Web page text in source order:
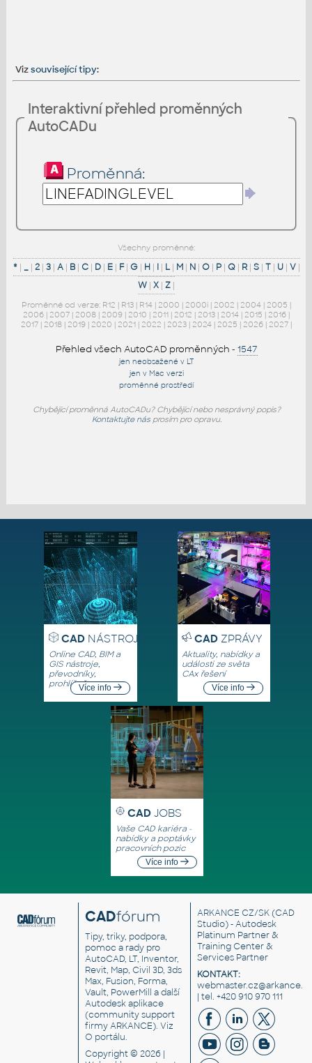
Vizsouvisející tipy:
Interaktivní přehled proměnných
AutoCADu
Proměnná:
Všechny proměnné:
*| _| 2| 3| A| B| C| D| E| F| G| H | I| L| M| N| O| P| Q| R| S| T| U| V|
W | X | Z |
Proměnné od verze: R12 | R13 | R14 | 2000 | 2000i | 2002 | 2004 | 2005 |
2006 | 2007 | 2008 | 2009 | 2010 | 2011 | 2012 | 2013 | 2014 | 2015 | 2016 |
2017 | 2018 | 2019 | 2020 | 2021 | 2022 | 2023 | 2024 | 2025 | 2026 | 2027 |
Přehled všech AutoCAD proměnných - 1547
jen neobsažené v LT
jen v Mac verzi
proměnné prostředí
Chybějící proměnná AutoCADu? Chybějící nebo nesprávný popis?
Kontaktujte násprosím pro opravu.
CADNÁSTROJE
Online CAD, BIM a
GIS nástroje,
převodníky,
prohlížečeVíce info
CADZPRÁVY
Aktuality, nabídky a
události ze světa
CAx řešení
Více info
CAD JOBS
Vaše CAD kariéra -
nabídky a poptávky
pracovních pozic
Více info
CADfórum
Tipy, triky, podpora,
pomoc a rady pro
AutoCAD, LT, Inventor,
Revit, Map, Civil 3D, 3ds
Max, Fusion, Forma,
Vault, PowerMill a další
Autodesk aplikace
(community support
firmy ARKANCE). Viz
O portálu.
Copyright © 2026 |
ARKANCE CZ/SK(CAD
Studio) - Autodesk
Platinum Partner &
Training Center &
Services Partner
KONTAKT:
| tel. +420 910 970 111